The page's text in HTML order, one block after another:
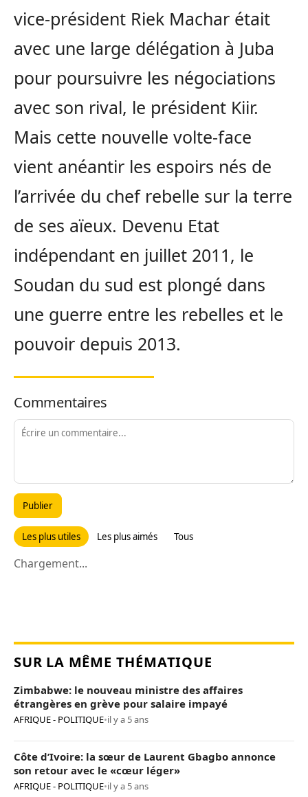
vice-président Riek Machar était
avec une large délégation à Juba
pour poursuivre les négociations
avec son rival, le président Kiir.
Mais cette nouvelle volte-face
vient anéantir les espoirs nés de
l’arrivée du chef rebelle sur la terre
de ses aïeux. Devenu Etat
indépendant en juillet 2011, le
Soudan du sud est plongé dans
une guerre entre les rebelles et le
pouvoir depuis 2013.
Commentaires
Publier
Les plus utiles Les plus aimés Tous
Chargement...
SUR LA MÊME THÉMATIQUE
Zimbabwe: le nouveau ministre des affaires
étrangères en grève pour salaire impayé
AFRIQUE - POLITIQUE•il y a 5 ans
Côte d’Ivoire: la sœur de Laurent Gbagbo annonce
son retour avec le «cœur léger»
AFRIQUE - POLITIQUE•il y a 5 ans